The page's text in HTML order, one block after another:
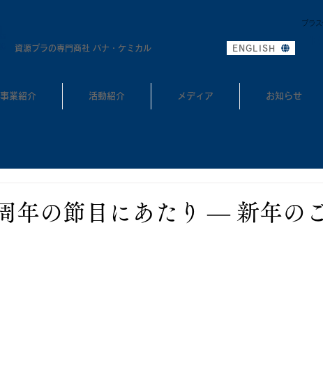
​資源プラの専門商社 パナ・ケミカル ENGLISH
プラ
事業紹介 活動紹介 メディア お知らせ
年の節目にあたり ― 新年の